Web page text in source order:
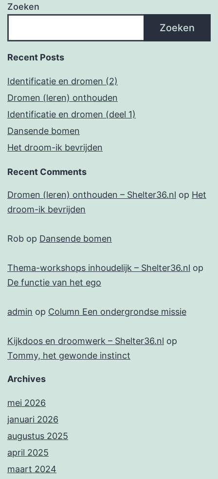
Zoeken
Zoeken
Recent Posts
Identificatie en dromen (2)
Dromen (leren) onthouden
Identificatie en dromen (deel 1)
Dansende bomen
Het droom-ik bevrijden
Recent Comments
Dromen (leren) onthouden – Shelter36.nl op Het
droom-ik bevrijden
Rob op Dansende bomen
Thema-workshops inhoudelijk – Shelter36.nl op
De functie van het ego
admin op Column Een ondergrondse missie
Kijkdoos en droomwerk – Shelter36.nl op
Tommy, het gewonde instinct
Archives
mei 2026
januari 2026
augustus 2025
april 2025
maart 2024